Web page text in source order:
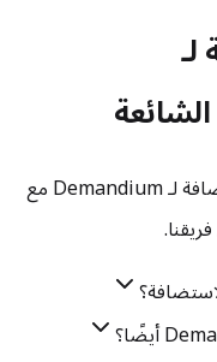
إجابات سريعة حول ترحيل الخادم / الاستضافة لـ Demandium مع